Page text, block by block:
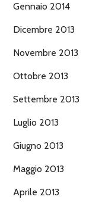
Gennaio 2014
Dicembre 2013
Novembre 2013
Ottobre 2013
Settembre 2013
Luglio 2013
Giugno 2013
Maggio 2013
Aprile 2013